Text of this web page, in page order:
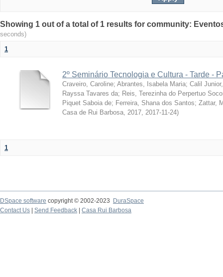
Showing 1 out of a total of 1 results for community:
seconds)
1
2º Seminário Tecnologia e Cultura - Tarde -
Craveiro, Caroline; Abrantes, Isabela Maria; Calil
Rayssa Tavares da; Reis, Terezinha do Perpertuo
Piquet Saboia de; Ferreira, Shana dos Santos; Zattar,
Casa de Rui Barbosa, 2017, 2017-11-24)
1
DSpace software copyright © 2002-2023
DuraSpace
Contact Us
Send Feedback Casa Rui Barbosa